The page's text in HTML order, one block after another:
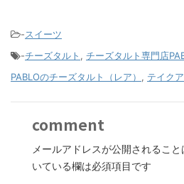
-スイーツ
-チーズタルト , チーズタルト専門店
PABLOのチーズタルト（レア） , テイク
comment
メールアドレスが公開されること
いている欄は必須項目です